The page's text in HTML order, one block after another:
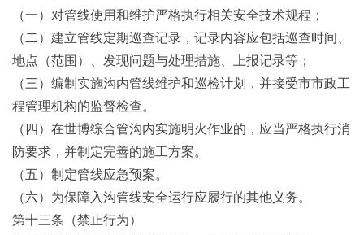
（一）对管线使用和维护严格执行相关安全技术规程；
（二）建立管线定期巡查记录，记录内容应包括巡查时间、
地点（范围）、发现问题与处理措施、上报记录等；
（三）编制实施沟内管线维护和巡检计划，并接受市市政工
程管理机构的监督检查。
（四）在世博综合管沟内实施明火作业的，应当严格执行消
防要求，并制定完善的施工方案。
（五）制定管线应急预案。
（六）为保障入沟管线安全运行应履行的其他义务。
第十三条（禁止行为）